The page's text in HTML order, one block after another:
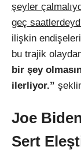
şeyler
geç
ilişkin
bu trajik
bir şey
ilerliyor.”
Joe
Sert